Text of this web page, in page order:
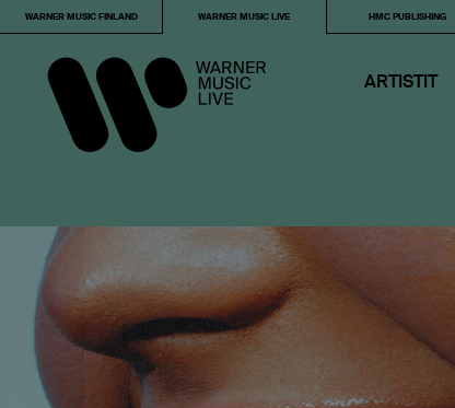
WARNER MUSIC FINLAND WARNER MUSIC LIVE HMC PUBLISHING
ARTISTIT